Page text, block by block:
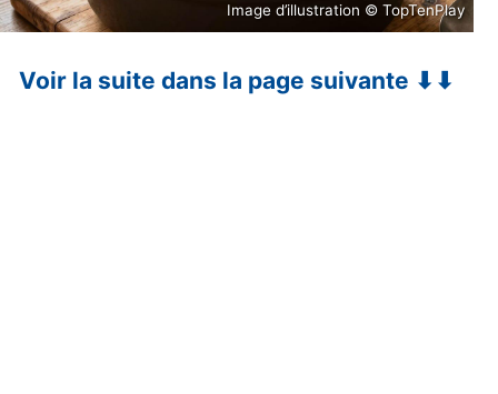
Image d’illustration © TopTenPlay
Voir la suite dans la page suivante ⬇⬇